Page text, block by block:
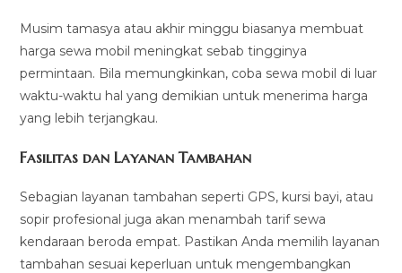
Musim tamasya atau akhir minggu biasanya membuat
harga sewa mobil meningkat sebab tingginya
permintaan. Bila memungkinkan, coba sewa mobil di luar
waktu-waktu hal yang demikian untuk menerima harga
yang lebih terjangkau.
Fasilitas dan Layanan Tambahan
Sebagian layanan tambahan seperti GPS, kursi bayi, atau
sopir profesional juga akan menambah tarif sewa
kendaraan beroda empat. Pastikan Anda memilih layanan
tambahan sesuai keperluan untuk mengembangkan